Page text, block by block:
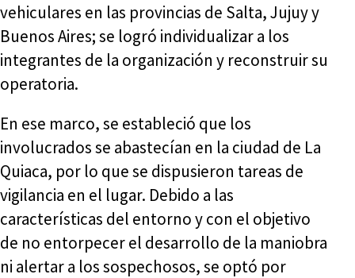
vehiculares en las provincias de Salta, Jujuy y
Buenos Aires; se logró individualizar a los
integrantes de la organización y reconstruir su
operatoria.
En ese marco, se estableció que los
involucrados se abastecían en la ciudad de La
Quiaca, por lo que se dispusieron tareas de
vigilancia en el lugar. Debido a las
características del entorno y con el objetivo
de no entorpecer el desarrollo de la maniobra
ni alertar a los sospechosos, se optó por